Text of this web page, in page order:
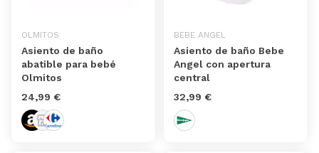
OLMITOS
Asiento de baño
abatible para bebé
Olmitos
24,99 €
BEBE ANGEL
Asiento de baño Bebe
Angel con apertura
central
32,99 €